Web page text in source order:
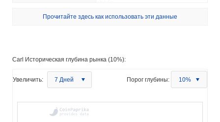
Прочитайте здесь как использовать эти данные
Carl Историческая глубина рынка (10%):
Увеличить: 7 Дней Порог глубины: 10%